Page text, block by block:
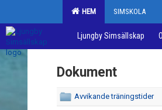
HEM SIMSKOLA
Ljungby Simsällskap
Dokument
Avvikande träningstider